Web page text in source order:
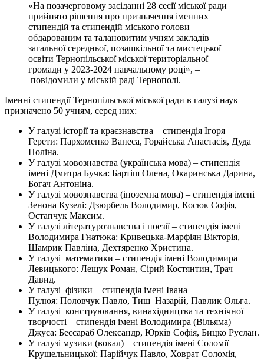
«На позачерговому засiданнi 28 сесiї мiської ради
прийнято рiшення про призначення iменних
стипендiй та стипендiй мiського голови
обдарованим та талановитим учням закладiв
загальної середньої, позашкiльної та мистецької
освiти Тернопiльської мiської територiальної
громади у 2023-2024 навчальному роцi», –
повiдомили у мiськiй радi Тернополi.
Iменнi стипендiї Тернопiльської мiської ради в галузi наук
призначено 50 учням, серед них:
У галузi iсторiї та краєзнавства – стипендiя Iгоря
Герети: Пархоменко Ванеса, Горайська Анастасiя, Дуда
Полiна.
У галузi мовознавства (українська мова) – стипендiя
iменi Дмитра Бучка: Бартiш Олена, Окаринська Дарина,
Богач Антонiна.
У галузi мовознавства (iноземна мова) – стипендiя iменi
Зенона Кузелi: Дзюрбель Володимир, Косюк Софiя,
Остапчук Максим.
У галузi лiтературознавства i поезiї – стипендiя iменi
Володимира Гнатюка: Кривецька-Марфiян Вiкторiя,
Шамрик Павлiна, Дехтяренко Христина.
У галузi математики – стипендiя iменi Володимира
Левицького: Лещук Роман, Сiрий Костянтин, Трач
Давид.
У галузi фiзики – стипендiя iменi Iвана
Пулюя: Половчук Павло, Тиш Назарiй, Павлик Ольга.
У галузi конструювання, винахiдництва та технiчної
творчостi – стипендiя iменi Володимира (Вiльяма)
Джуса: Бессараб Олександр, Юркiв Софiя, Бицко Руслан.
У галузi музики (вокал) – стипендiя iменi Соломiї
Крушельницької: Парiйчук Павло, Ховрат Соломiя,